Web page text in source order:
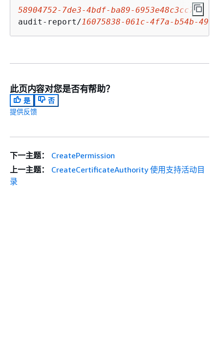
58904752-7de3-4bdf-ba89-6953e48c3cc7
audit-report/16075838-061c-4f7a-b54b-
此页内容对您是否有帮助？
是
否
提供反馈
下一主题：
CreatePermission
上一主题：
CreateCertificateAuthority 使用支持活动目
录